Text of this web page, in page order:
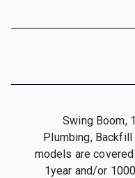
Swing Boom,
Plumbing, Backfill
models are
1year and/or